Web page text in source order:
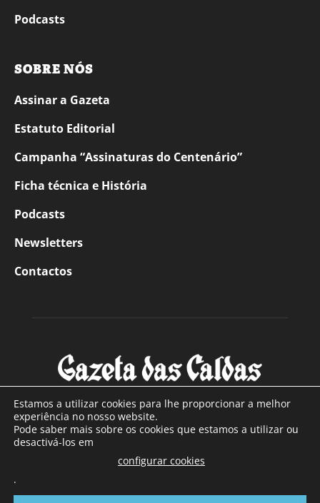
Podcasts
SOBRE NÓS
Assinar a Gazeta
Estatuto Editorial
Campanha “Assinaturas do Centenário”
Ficha técnica e História
Podcasts
Newsletters
Contactos
SOBRE NÓS
Com sede nas Caldas da Rainha e mais de 90 anos de
a sul de distrito de Leiria, com mais de 40.000 leitores por
Estamos a utilizar cookies para lhe proporcionar a melhor
experiência no nosso website.
Pode saber mais sobre os cookies que estamos a utilizar ou
desactivá-los em
configurar cookies
.